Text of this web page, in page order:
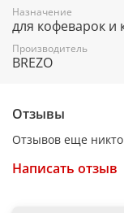
Назначение
для кофеварок
Производитель
BREZO
Отзывы
Отзывов еще никто
Написать отзыв